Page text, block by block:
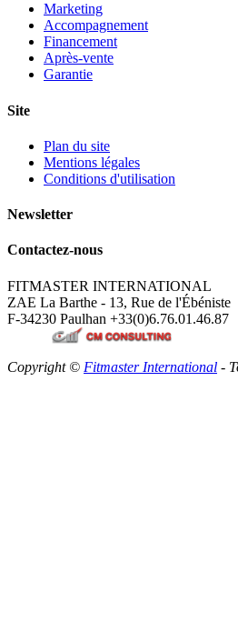
Marketing
Accompagnement
Financement
Après-vente
Garantie
Site
Plan du site
Mentions légales
Conditions d'utilisation
Newsletter
Contactez-nous
FITMASTER INTERNATIONAL
ZAE La Barthe - 13, Rue de l'Ébéniste
F-34230 Paulhan +33(0)6.76.01.46.87
Copyright © Fitmaster International -